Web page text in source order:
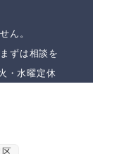
ん。
ずは相談を
・水曜定休